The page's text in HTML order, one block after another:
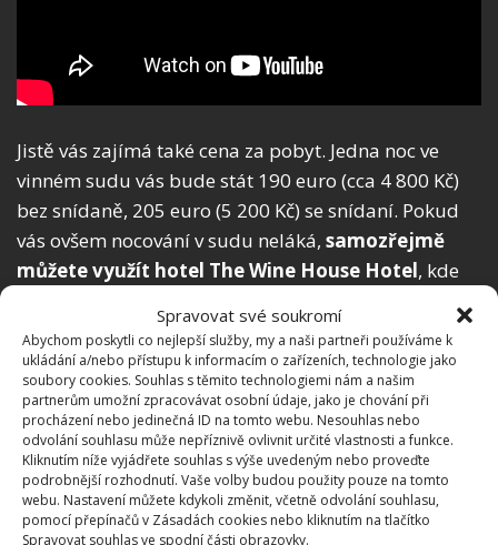
Spravovat své soukromí
Abychom poskytli co nejlepší služby, my a naši partneři používáme k
ukládání a/nebo přístupu k informacím o zařízeních, technologie jako
soubory cookies. Souhlas s těmito technologiemi nám a našim
partnerům umožní zpracovávat osobní údaje, jako je chování při
procházení nebo jedinečná ID na tomto webu. Nesouhlas nebo
odvolání souhlasu může nepříznivě ovlivnit určité vlastnosti a funkce.
Kliknutím níže vyjádřete souhlas s výše uvedeným nebo proveďte
podrobnější rozhodnutí. Vaše volby budou použity pouze na tomto
webu. Nastavení můžete kdykoli změnit, včetně odvolání souhlasu,
pomocí přepínačů v Zásadách cookies nebo kliknutím na tlačítko
Spravovat souhlas ve spodní části obrazovky.
Jistě vás zajímá také cena za pobyt. Jedna noc ve
vinném sudu vás bude stát 190 euro (cca 4 800 Kč)
bez snídaně, 205 euro (5 200 Kč) se snídaní. Pokud
vás ovšem nocování v sudu neláká, samozřejmě
můžete využít hotel The Wine House Hotel, kde
hotelových pokojích. Za zajímavými způsoby
ubytování nemusíte jezdit ani tak daleko, na
BydlímeÚtulně jsme informovali o útulnémřopíku u
Vratěnína.